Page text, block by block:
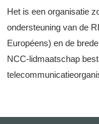
Het is een organisatie
ondersteuning van de
Européens) en de
NCC-lidmaatschap